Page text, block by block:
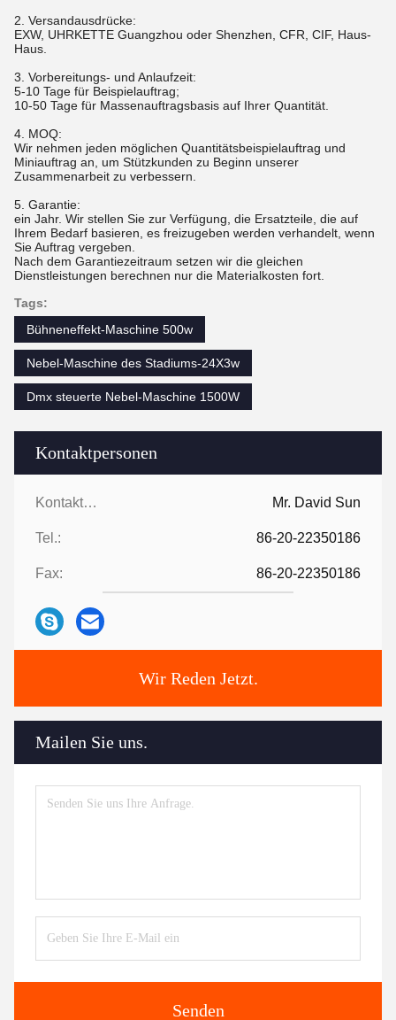
Kontaktpersonen
Kontaktpersonen: Mr. David Sun
Tel.: 86-20-22350186
Fax: 86-20-22350186
Wir Reden Jetzt.
Mailen Sie uns.
Senden
2. Versandausdrücke:
EXW, UHRKETTE Guangzhou oder Shenzhen, CFR, CIF, Haus-
Haus.
3. Vorbereitungs- und Anlaufzeit:
5-10 Tage für Beispielauftrag;
10-50 Tage für Massenauftragsbasis auf Ihrer Quantität.
4. MOQ:
Wir nehmen jeden möglichen Quantitätsbeispielauftrag und
Miniauftrag an, um Stützkunden zu Beginn unserer
Zusammenarbeit zu verbessern.
5. Garantie:
ein Jahr. Wir stellen Sie zur Verfügung, die Ersatzteile, die auf
Ihrem Bedarf basieren, es freizugeben werden verhandelt, wenn
Sie Auftrag vergeben.
Nach dem Garantiezeitraum setzen wir die gleichen
Dienstleistungen berechnen nur die Materialkosten fort.
Tags:
Bühneneffekt-Maschine 500w
Nebel-Maschine des Stadiums-24X3w
Dmx steuerte Nebel-Maschine 1500W